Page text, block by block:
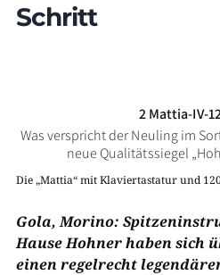
Schritt
2 Mattia-IV-
Was verspricht der Neuling im
neue Qualitätssiegel
Die „Mattia“ mit Klaviertastatur und
Gola, Morino:
Hause Hohner haben sich
einen regelrecht